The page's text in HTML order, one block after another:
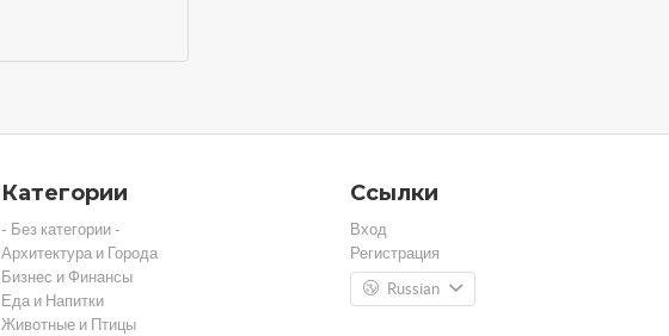
Категории
- Без категории -
Архитектура и Города
Бизнес и Финансы
Еда и Напитки
Животные и Птицы
Ссылки
Вход
Регистрация
Russian